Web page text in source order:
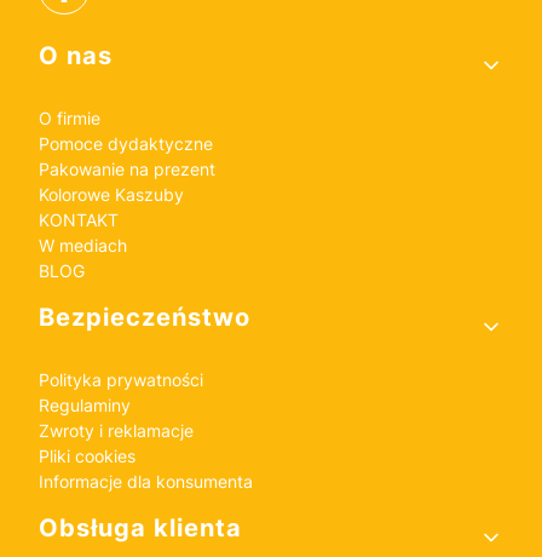
Linki w stopce
O nas
O firmie
Pomoce dydaktyczne
Pakowanie na prezent
Kolorowe Kaszuby
KONTAKT
W mediach
BLOG
Bezpieczeństwo
Polityka prywatności
Regulaminy
Zwroty i reklamacje
Pliki cookies
Informacje dla konsumenta
Obsługa klienta